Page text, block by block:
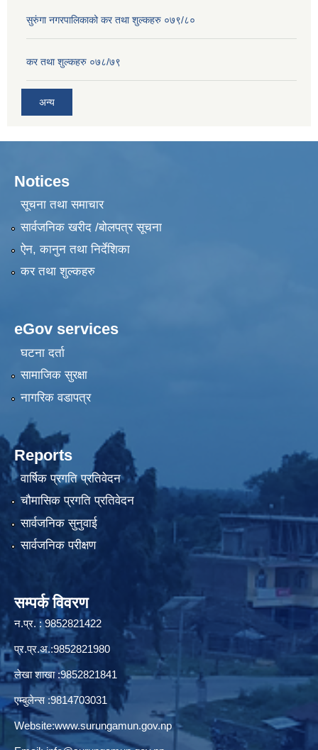
सुरुंगा नगरपालिकाको कर तथा शुल्कहरु ०७९/८०
कर तथा शुल्कहरु ०७८/७९
अन्य
Notices
सूचना तथा समाचार
सार्वजनिक खरीद /बोलपत्र सूचना
ऐन, कानुन तथा निर्देशिका
कर तथा शुल्कहरु
eGov services
घटना दर्ता
सामाजिक सुरक्षा
नागरिक वडापत्र
Reports
वार्षिक प्रगति प्रतिवेदन
चौमासिक प्रगति प्रतिवेदन
सार्वजनिक सुनुवाई
सार्वजनिक परीक्षण
सम्पर्क विवरण
न.प्र. : 9852821422
प्र.प्र.अ.:9852821980
लेखा शाखा :9852821841
एम्बुलेन्स :9814703031
Website:www.surungamun.gov.np